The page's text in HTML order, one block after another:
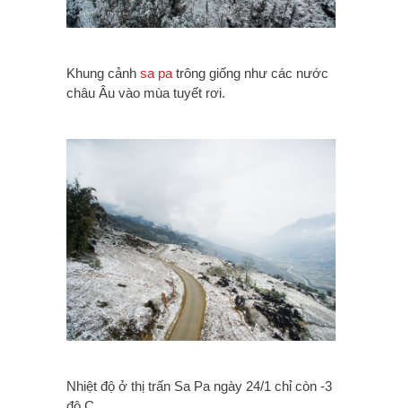
Khung cảnh sa pa trông giống như các nước
châu Âu vào mùa tuyết rơi.
Nhiệt độ ở thị trấn Sa Pa ngày 24/1 chỉ còn -3